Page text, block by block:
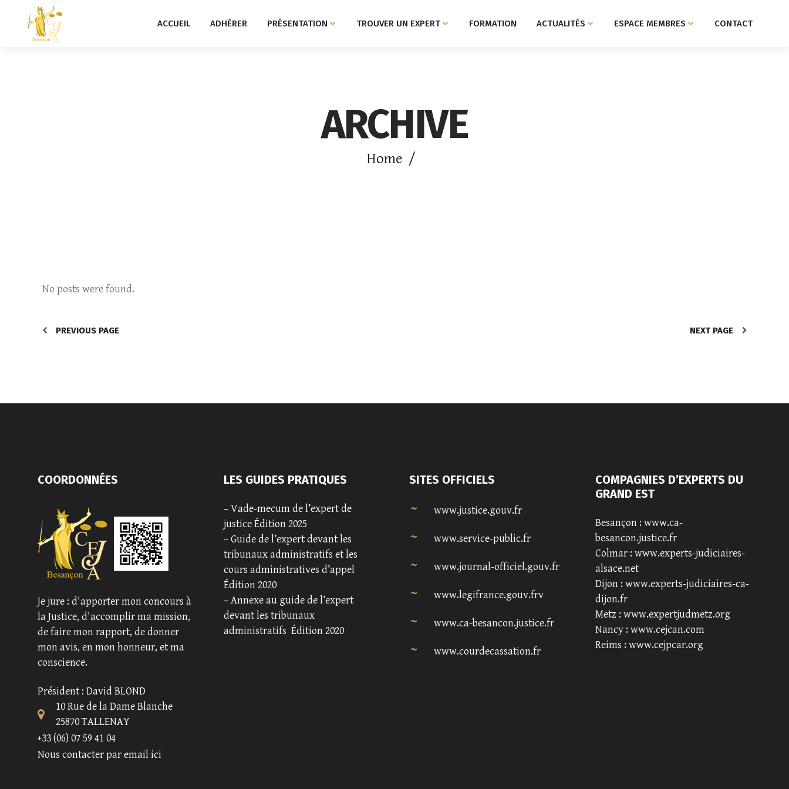
ACCUEIL ADHÈRER PRÉSENTATION TROUVER UN EXPERT FORMATION ACTUALITÉS ESPACE MEMBRES CONTACT
ARCHIVE
Home /
No posts were found.
PREVIOUS PAGE NEXT PAGE
COORDONNÉES
Je jure : d'apporter mon concours à
la Justice, d'accomplir ma mission,
de faire mon rapport, de donner
mon avis, en mon honneur, et ma
conscience.
Président : David BLOND
10 Rue de la Dame Blanche
25870 TALLENAY
+33 (06) 07 59 41 04
Nous contacter par email ici
LES GUIDES PRATIQUES
–Vade-mecum de l’expert de
justice Édition 2025
–Guide de l’expert devant les
tribunaux administratifs et les
cours administratives d’appel
Édition 2020
–Annexe au guide de l’expert
devant les tribunaux
administratifs Édition 2020
SITES OFFICIELS
www.justice.gouv.fr
www.service-public.fr
www.journal-officiel.gouv.fr
www.legifrance.gouv.frv
www.ca-besancon.justice.fr
www.courdecassation.fr
COMPAGNIES D’EXPERTS DU
GRAND EST
Besançon : www.ca-
besancon.justice.fr
Colmar : www.experts-judiciaires-
alsace.net
Dijon : www.experts-judiciaires-ca-
dijon.fr
Metz : www.expertjudmetz.org
Nancy : www.cejcan.com
Reims : www.cejpcar.org